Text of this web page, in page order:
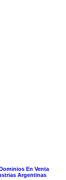
En Venta
Argentinas